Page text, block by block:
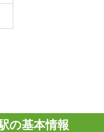
の基本情報